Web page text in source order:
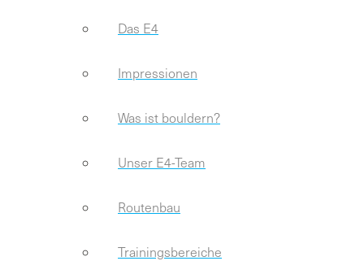
Das E4
Impressionen
Was ist bouldern?
Unser E4-Team
Routenbau
Trainingsbereiche